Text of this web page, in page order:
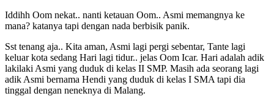
Iddihh Oom nekat.. nanti ketauan Oom.. Asmi memangnya ke
mana? katanya tapi dengan nada berbisik panik.
Sst tenang aja.. Kita aman, Asmi lagi pergi sebentar, Tante lagi
keluar kota sedang Hari lagi tidur.. jelas Oom Icar. Hari adalah adik
lakilaki Asmi yang duduk di kelas II SMP. Masih ada seorang lagi
adik Asmi bernama Hendi yang duduk di kelas I SMA tapi dia
tinggal dengan neneknya di Malang.